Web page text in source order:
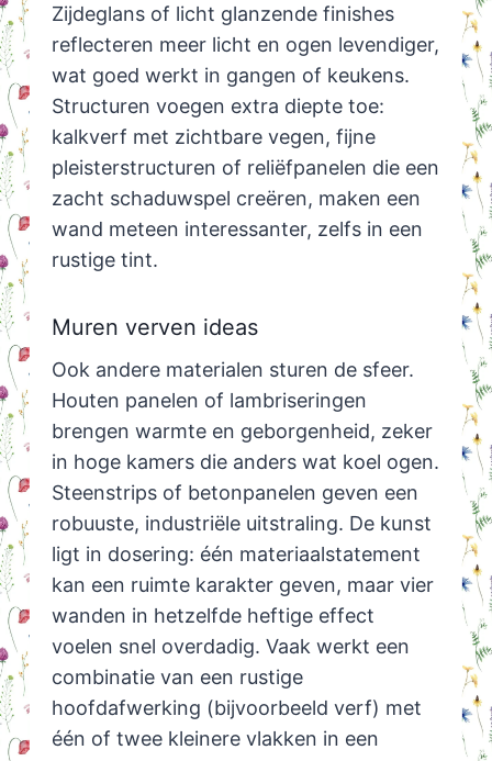
Zijdeglans of licht glanzende finishes
reflecteren meer licht en ogen levendiger,
wat goed werkt in gangen of keukens.
Structuren voegen extra diepte toe:
kalkverf met zichtbare vegen, fijne
pleisterstructuren of reliëfpanelen die een
zacht schaduwspel creëren, maken een
wand meteen interessanter, zelfs in een
rustige tint.
Muren verven ideas
Ook andere materialen sturen de sfeer.
Houten panelen of lambriseringen
brengen warmte en geborgenheid, zeker
in hoge kamers die anders wat koel ogen.
Steenstrips of betonpanelen geven een
robuuste, industriële uitstraling. De kunst
ligt in dosering: één materiaalstatement
kan een ruimte karakter geven, maar vier
wanden in hetzelfde heftige effect
voelen snel overdadig. Vaak werkt een
combinatie van een rustige
hoofdafwerking (bijvoorbeeld verf) met
één of twee kleinere vlakken in een